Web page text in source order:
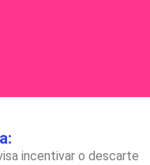
incentivar o descarte